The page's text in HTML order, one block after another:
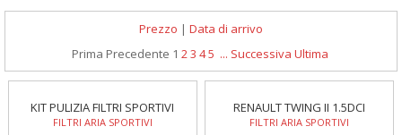
Prezzo | Data di arrivo
Prima Precedente 1 23 45 ... Successiva Ultima
KIT PULIZIA FILTRI SPORTIVI
FILTRI ARIA SPORTIVI
RENAULT TWING II 1.5DCI
FILTRI ARIA SPORTIVI